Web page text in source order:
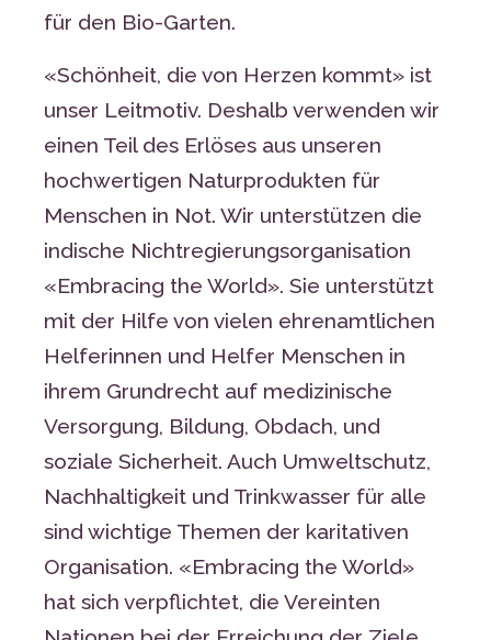
für den Bio-Garten.
«Schönheit, die von Herzen kommt» ist
unser Leitmotiv. Deshalb verwenden wir
einen Teil des Erlöses aus unseren
hochwertigen Naturprodukten für
Menschen in Not. Wir unterstützen die
indische Nichtregierungsorganisation
«Embracing the World». Sie unterstützt
mit der Hilfe von vielen ehrenamtlichen
Helferinnen und Helfer Menschen in
ihrem Grundrecht auf medizinische
Versorgung, Bildung, Obdach, und
soziale Sicherheit. Auch Umweltschutz,
Nachhaltigkeit und Trinkwasser für alle
sind wichtige Themen der karitativen
Organisation. «Embracing the World»
hat sich verpflichtet, die Vereinten